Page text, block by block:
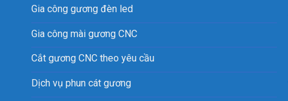
Gia công gương đèn led
Gia công mài gương CNC
Cắt gương CNC theo yêu cầu
Dịch vụ phun cát gương